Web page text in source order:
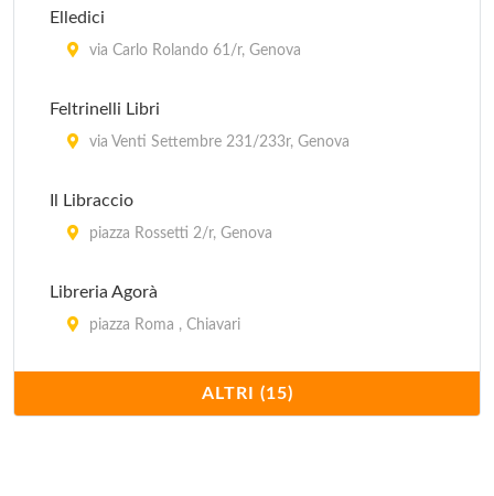
Biblioteca dell'Università Popolare Sestrese
Biblioteca della Giunta
Elledici
via Carlo Rolando 61/r, Genova
Feltrinelli Libri
via Venti Settembre 231/233r, Genova
Il Libraccio
piazza Rossetti 2/r, Genova
Libreria Agorà
piazza Roma , Chiavari
via San Luca 58/r, Genova
ALTRI (15)